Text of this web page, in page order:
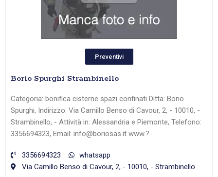
Preventivi
Borio Spurghi Strambinello
Categoria: bonifica cisterne spazi confinati Ditta: Borio
Spurghi, Indirizzo: Via Camillo Benso di Cavour, 2, - 10010, -
Strambinello, - Attività in: Alessandria e Piemonte, Telefono:
3356694323, Email: info@boriosas.it www.?
3356694323
whatsapp
Via Camillo Benso di Cavour, 2, - 10010, - Strambinello